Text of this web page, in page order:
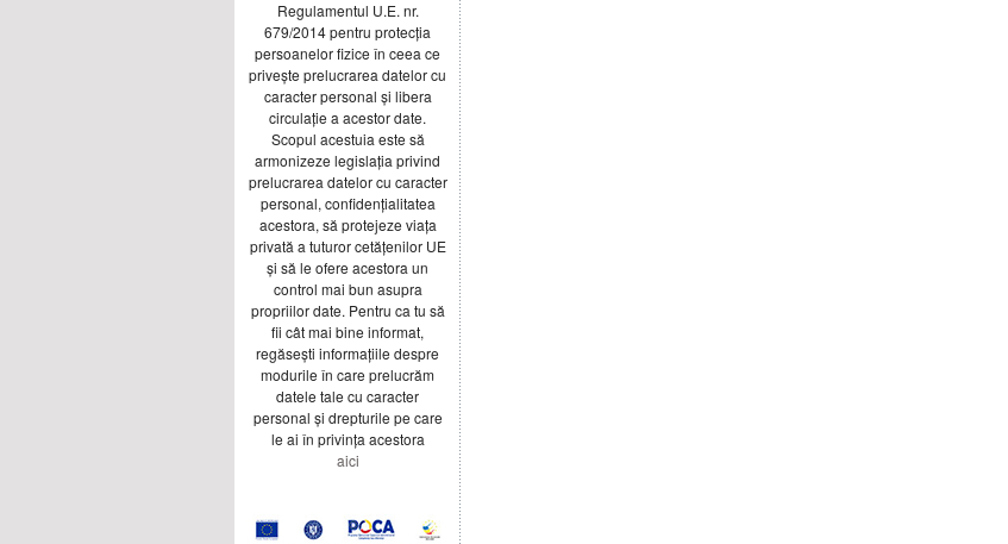
Regulamentul U.E. nr.
679/2014 pentru protecția
persoanelor fizice în ceea ce
privește prelucrarea datelor cu
caracter personal și libera
circulație a acestor date.
Scopul acestuia este să
armonizeze legislația privind
prelucrarea datelor cu caracter
personal, confidențialitatea
acestora, să protejeze viața
privată a tuturor cetățenilor UE
și să le ofere acestora un
control mai bun asupra
propriilor date. Pentru ca tu să
fii cât mai bine informat,
regăsești informațiile despre
modurile în care prelucrăm
datele tale cu caracter
personal și drepturile pe care
le ai în privința acestora
aici